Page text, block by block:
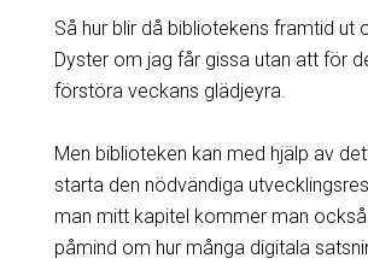
Så hur blir då bibliotekens framtid ut
Dyster om jag får gissa utan att för
förstöra veckans glädjeyra.
Men biblioteken kan med hjälp av
starta den nödvändiga
man mitt kapitel kommer man
påmind om hur många digitala